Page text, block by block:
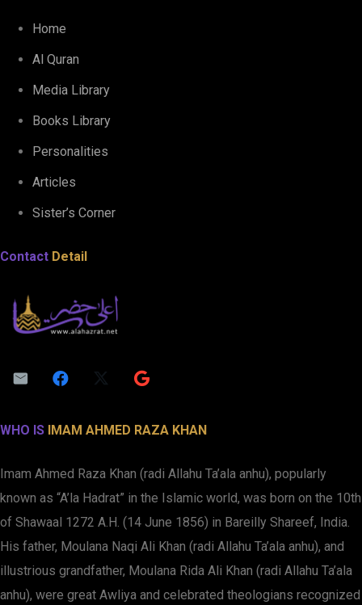
Home
Al Quran
Media Library
Books Library
Personalities
Articles
Sister’s Corner
Contact Detail
WHO IS IMAM AHMED RAZA KHAN
Imam Ahmed Raza Khan (radi Allahu Ta’ala anhu), popularly
known as “A’la Hadrat” in the Islamic world, was born on the 10th
of Shawaal 1272 A.H. (14 June 1856) in Bareilly Shareef, India.
His father, Moulana Naqi Ali Khan (radi Allahu Ta’ala anhu), and
illustrious grandfather, Moulana Rida Ali Khan (radi Allahu Ta’ala
anhu), were great Awliya and celebrated theologians recognized